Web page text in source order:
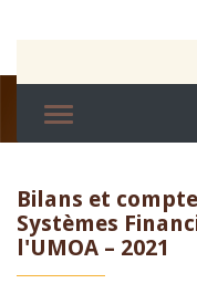
Bilans et
Systèmes
l'UMOA – 2021